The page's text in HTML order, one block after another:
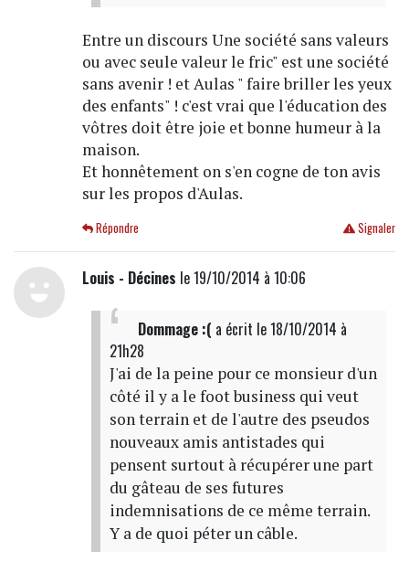
Entre un discours Une société sans valeurs
ou avec seule valeur le fric" est une société
sans avenir ! et Aulas " faire briller les yeux
des enfants" ! c'est vrai que l'éducation des
vôtres doit être joie et bonne humeur à la
maison.
Et honnêtement on s'en cogne de ton avis
sur les propos d'Aulas.
Signaler
Répondre
Louis - Décines le 19/10/2014 à 10:06
Dommage :( a écrit le 18/10/2014 à
21h28
J'ai de la peine pour ce monsieur d'un
côté il y a le foot business qui veut
son terrain et de l'autre des pseudos
nouveaux amis antistades qui
pensent surtout à récupérer une part
du gâteau de ses futures
indemnisations de ce même terrain.
Y a de quoi péter un câble.